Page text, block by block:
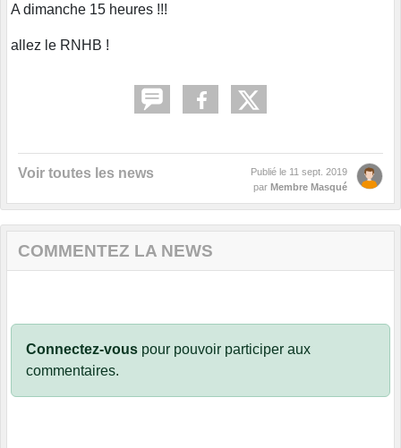
A dimanche 15 heures !!!
allez le RNHB !
Voir toutes les news Publié le 11 sept. 2019
par Membre Masqué
COMMENTEZ LA NEWS
Connectez-vous pour pouvoir participer aux
commentaires.